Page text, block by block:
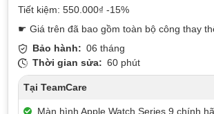
Tiết kiệm: 550.000₫ -15%
☛ Giá trên đã bao gồm toàn bộ công thay
Bảo hành: 06 tháng
Thời gian sửa: 60 phút
Tại TeamCare
Màn hình Apple Watch Series 9 chính